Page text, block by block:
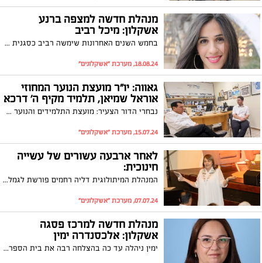
מנהלת חדשה למצפה ברנע
אשקלון: מיכל רביב
בחמש השנים האחרונות שימשה רביב כסגנית מנהלת בית הספר; במסגרת תפקידה כסגנית הובילה תהליכים בית ספריים בראשם פיתוח יוזמות פדגוגיות וחברתיות קידום צוות חינוכי וקשר עם הקהילה
18.08.24, מערכת "אשקלונים"
גאווה: יו"ר מועצת הנוער המחוזי
אוראל שמיאן, תלמיד מקיף ה' דרכא
נבחרי הדור הצעיר: מועצת התלמידים והנוער של מחוז הדרום קיימה בחירות למזכירות המועצה לשנת הלימודים הקרובה. גם היו"ר, אוראל שמיאן, וגם הסגן, בן לוי, הם תלמידים מהתיכונים באשקלון
15.07.24, מערכת "אשקלונים"
לאחר ארבעה עשורים של עשייה
חינוכית:
המנהלת המיתולוגית דליה רחמים פורשת לגמלאות
07.07.24, מערכת "אשקלונים"
מנהלת חדשה למרכז פסגה
אשקלון: אלכסנדרה ימין
ימין ניהלה עד כה בהצלחה רבה את בית הספר היסודי מצפה ברנע בעיר; ״אני יוצאת למסע חדש לפיתוח סגלי הוראה ומאמינה בכל ליבי כי ההון האנושי״, אמרה ימין